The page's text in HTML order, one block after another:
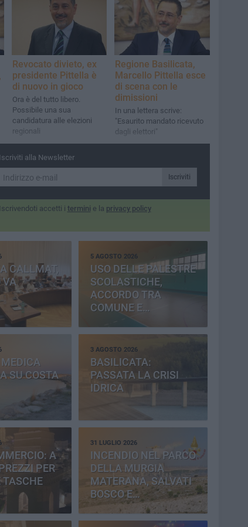
Revocato divieto, ex
presidente Pittella è
di nuovo in gioco
Ora è del tutto libero.
Possibile una sua
candidatura alle elezioni
regionali
Regione Basilicata,
Marcello Pittella esce
di scena con le
dimissioni
In una lettera scrive:
"Esaurito mandato ricevuto
dagli elettori"
Iscriviti alla Newsletter
Iscriviti
Iscrivendoti accetti i termini e la privacy policy
CALLMAT,
VA
5 AGOSTO 2026
USO DELLE PALESTRE
SCOLASTICHE,
ACCORDO TRA
COMUNE E
PROVINCIA
SU COSTA
3 AGOSTO 2026
BASILICATA:
PASSATA LA CRISI
IDRICA
A
PER
TASCHE
31 LUGLIO 2026
INCENDIO NEL PARCO
DELLA MURGIA
MATERANA, SALVATI
BOSCO E
CEMENTERIA